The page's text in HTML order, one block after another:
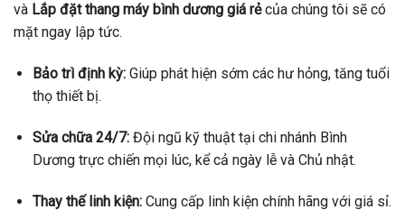
và Lắp đặt thang máy bình dương giá rẻcủa chúng tôi sẽ có
mặt ngay lập tức.
Bảo trì định kỳ:Giúp phát hiện sớm các hư hỏng, tăng tuổi
thọ thiết bị.
Sửa chữa 24/7:Đội ngũ kỹ thuật tại chi nhánh Bình
Dương trực chiến mọi lúc, kể cả ngày lễ và Chủ nhật.
Thay thế linh kiện:Cung cấp linh kiện chính hãng với giá sỉ.